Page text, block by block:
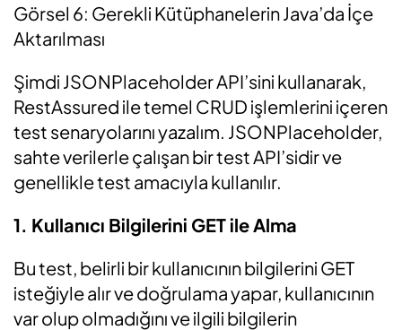
Görsel 6: Gerekli Kütüphanelerin Java’da İçe
Aktarılması
Şimdi JSONPlaceholder API’sini kullanarak,
RestAssured ile temel CRUD işlemlerini içeren
test senaryolarını yazalım. JSONPlaceholder,
sahte verilerle çalışan bir test API’sidir ve
genellikle test amacıyla kullanılır.
1. Kullanıcı Bilgilerini GET ile Alma
Bu test, belirli bir kullanıcının bilgilerini GET
isteğiyle alır ve doğrulama yapar, kullanıcının
var olup olmadığını ve ilgili bilgilerin